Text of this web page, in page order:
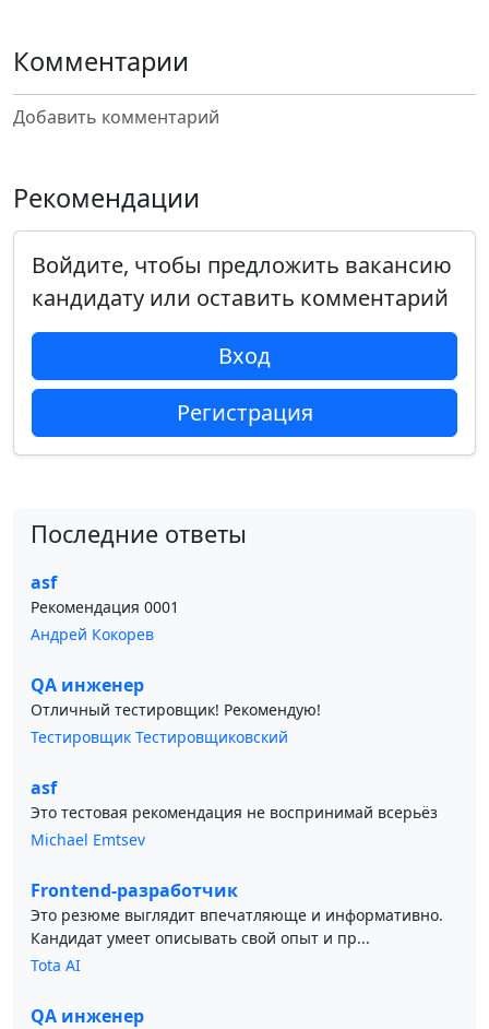
Комментарии
Добавить комментарий
Рекомендации
Войдите, чтобы предложить вакансию
кандидату или оставить комментарий
Вход
Регистрация
Последние ответы
asf
Рекомендация 0001
Андрей Кокорев
QA инженер
Отличный тестировщик! Рекомендую!
Тестировщик Тестировщиковский
asf
Это тестовая рекомендация не воспринимай всерьёз
Michael Emtsev
Frontend-разработчик
Это резюме выглядит впечатляюще и информативно.
Кандидат умеет описывать свой опыт и пр...
Tota AI
QA инженер